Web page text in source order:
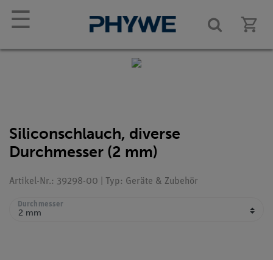
☰
Siliconschlauch, diverse
Durchmesser (2 mm)
Artikel-Nr.: 39298-00 | Typ: Geräte & Zubehör
Durchmesser